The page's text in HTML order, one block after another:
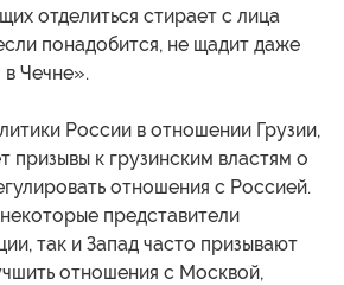
отделиться стирает с лица
понадобится, не щадит даже
в Чечне».
России в отношении Грузии,
призывы к грузинским властям о
отношения с Россией.
представители
так и Запад часто призывают
отношения с Москвой,